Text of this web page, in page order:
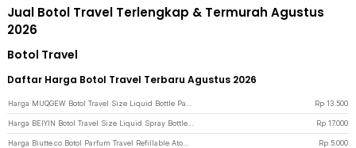
Jual Botol Travel Terlengkap & Termurah Agustus
2026
Botol Travel
Daftar Harga Botol Travel Terbaru Agustus 2026
Rp 13.500
Rp 17.000
Rp 5.000